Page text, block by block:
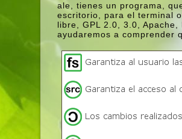
ale, tienes un programa,
escritorio, para el terminal
libre, GPL 2.0, 3.0,
ayudaremos a comprender